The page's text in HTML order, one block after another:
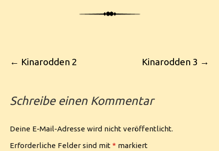
Post navigation
← Kinarodden 2 Kinarodden 3 →
Schreibe einen Kommentar
Deine E-Mail-Adresse wird nicht veröffentlicht.
Erforderliche Felder sind mit * markiert